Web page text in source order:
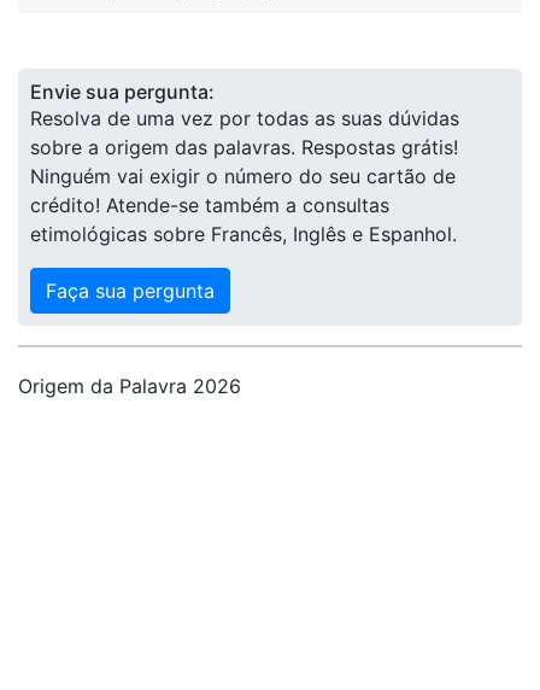
Envie sua pergunta:
Resolva de uma vez por todas as suas dúvidas
sobre a origem das palavras. Respostas grátis!
Ninguém vai exigir o número do seu cartão de
crédito! Atende-se também a consultas
etimológicas sobre Francês, Inglês e Espanhol.
Faça sua pergunta
Origem da Palavra 2026